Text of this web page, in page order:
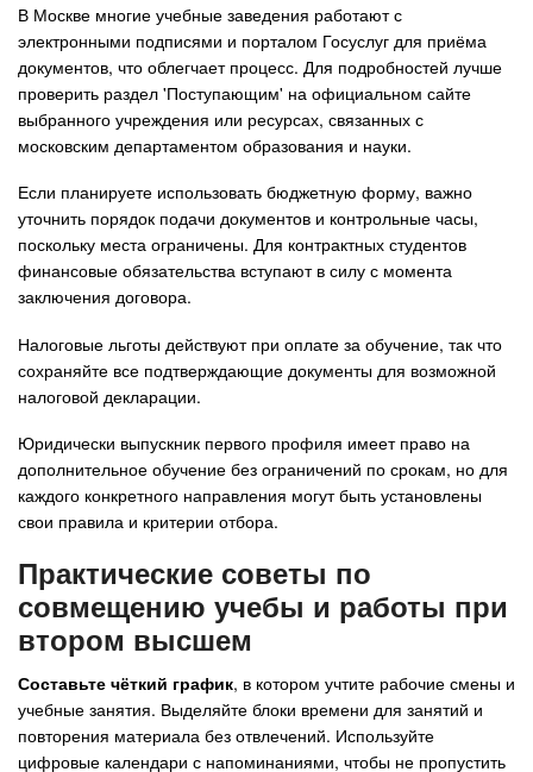
В Москве многие учебные заведения работают с
электронными подписями и порталом Госуслуг для приёма
документов, что облегчает процесс. Для подробностей лучше
проверить раздел 'Поступающим' на официальном сайте
выбранного учреждения или ресурсах, связанных с
московским департаментом образования и науки.
Если планируете использовать бюджетную форму, важно
уточнить порядок подачи документов и контрольные часы,
поскольку места ограничены. Для контрактных студентов
финансовые обязательства вступают в силу с момента
заключения договора.
Налоговые льготы действуют при оплате за обучение, так что
сохраняйте все подтверждающие документы для возможной
налоговой декларации.
Юридически выпускник первого профиля имеет право на
дополнительное обучение без ограничений по срокам, но для
каждого конкретного направления могут быть установлены
свои правила и критерии отбора.
Практические советы по
совмещению учебы и работы при
втором высшем
Составьте чёткий график, в котором учтите рабочие смены и
учебные занятия. Выделяйте блоки времени для занятий и
повторения материала без отвлечений. Используйте
цифровые календари с напоминаниями, чтобы не пропустить